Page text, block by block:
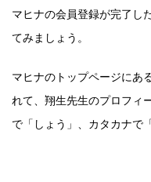
マヒナの会員登録が完了し
てみましょう。
マヒナのトップページにあ
れて、翔生先生のプロフィ
で「しょう」、カタカナで